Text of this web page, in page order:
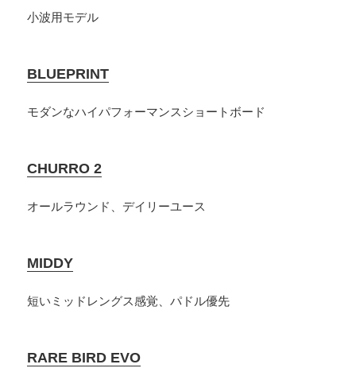
小波用モデル
BLUEPRINT
モダンなハイパフォーマンスショートボード
CHURRO 2
オールラウンド、デイリーユース
MIDDY
短いミッドレングス感覚、パドル優先
RARE BIRD EVO